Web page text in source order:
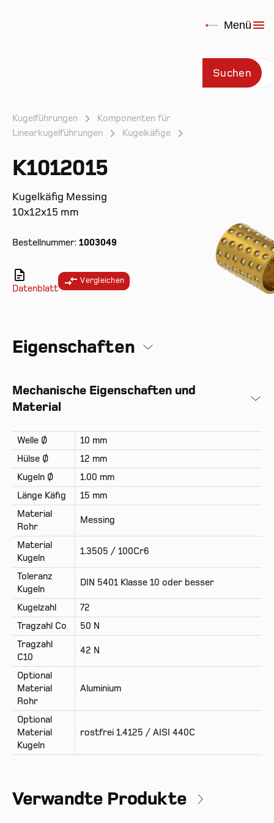
Menü
Suchen
Kugelführungen
Komponenten für
Linearkugelführungen
Kugelkäfige
K1012015
Kugelkäfig Messing
10x12x15 mm
Bestellnummer: 1003049
Datenblatt
Vergleichen
Eigenschaften
Mechanische Eigenschaften und
Material
Welle Ø
10 mm
Hülse Ø
12 mm
Kugeln Ø
1.00 mm
Länge Käfig
15 mm
Material
Rohr
Messing
Material
Kugeln
1.3505 / 100Cr6
Toleranz
Kugeln
DIN 5401 Klasse 10 oder besser
Kugelzahl
72
Tragzahl Co
50 N
Tragzahl
C10
42 N
Optional
Material
Rohr
Aluminium
Optional
Material
Kugeln
rostfrei 1.4125 / AISI 440C
Verwandte Produkte